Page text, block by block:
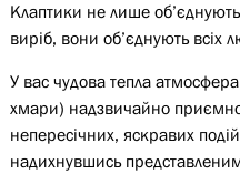
Клаптики не лише
виріб, вони об’єднують всіх
У вас чудова тепла
хмари) надзвичайно
непересічних, яскравих
надихнувшись